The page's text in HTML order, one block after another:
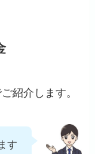
紹介します。
す